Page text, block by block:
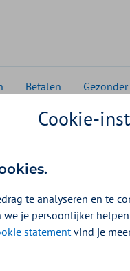
Betalen
Aanvullend
én
Cookie-
te analyseren en te
je persoonlijker
statementvind je